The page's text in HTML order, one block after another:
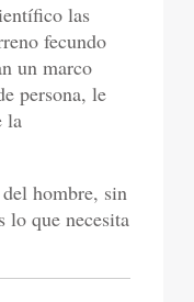
las
fecundo
un marco
persona, le
la
hombre, sin
lo que necesita